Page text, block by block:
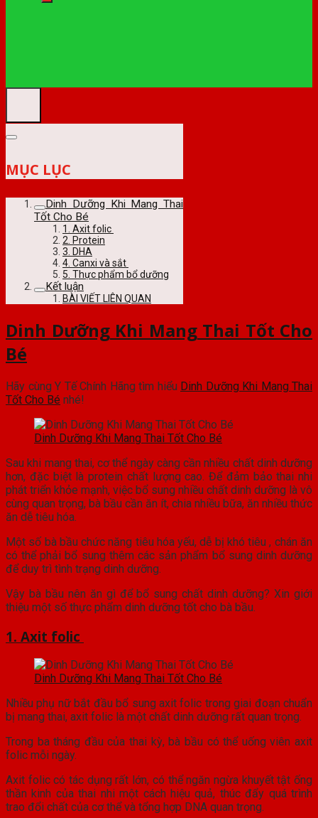
MỤC LỤC
Dinh Dưỡng Khi Mang Thai
Tốt Cho Bé
1. Axit folic
2. Protein
3. DHA
4. Canxi và sắt
5. Thực phẩm bổ dưỡng
Kết luận
BÀI VIẾT LIÊN QUAN
Dinh Dưỡng Khi Mang Thai Tốt Cho
Bé
Hãy cùng Y Tế Chính Hãng tìm hiểu Dinh Dưỡng Khi Mang Thai
Tốt Cho Bé nhé!
Dinh Dưỡng Khi Mang Thai Tốt Cho Bé
Sau khi mang thai, cơ thể ngày càng cần nhiều chất dinh dưỡng
hơn, đặc biệt là protein chất lượng cao. Để đảm bảo thai nhi
phát triển khỏe mạnh, việc bổ sung nhiều chất dinh dưỡng là vô
cùng quan trọng, bà bầu cần ăn ít, chia nhiều bữa, ăn nhiều thức
ăn dễ tiêu hóa.
Một số bà bầu chức năng tiêu hóa yếu, dễ bị khó tiêu , chán ăn
có thể phải bổ sung thêm các sản phẩm bổ sung dinh dưỡng
để duy trì tình trạng dinh dưỡng.
Vậy bà bầu nên ăn gì để bổ sung chất dinh dưỡng? Xin giới
thiệu một số thực phẩm dinh dưỡng tốt cho bà bầu.
1. Axit folic
Dinh Dưỡng Khi Mang Thai Tốt Cho Bé
Nhiều phụ nữ bắt đầu bổ sung axit folic trong giai đoạn chuẩn
bị mang thai, axit folic là một chất dinh dưỡng rất quan trọng.
Trong ba tháng đầu của thai kỳ, bà bầu có thể uống viên axit
folic mỗi ngày.
Axit folic có tác dụng rất lớn, có thể ngăn ngừa khuyết tật ống
thần kinh của thai nhi một cách hiệu quả, thúc đẩy quá trình
trao đổi chất của cơ thể và tổng hợp DNA quan trọng.